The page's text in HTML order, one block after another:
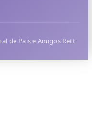
de Pais e Amigos Rett